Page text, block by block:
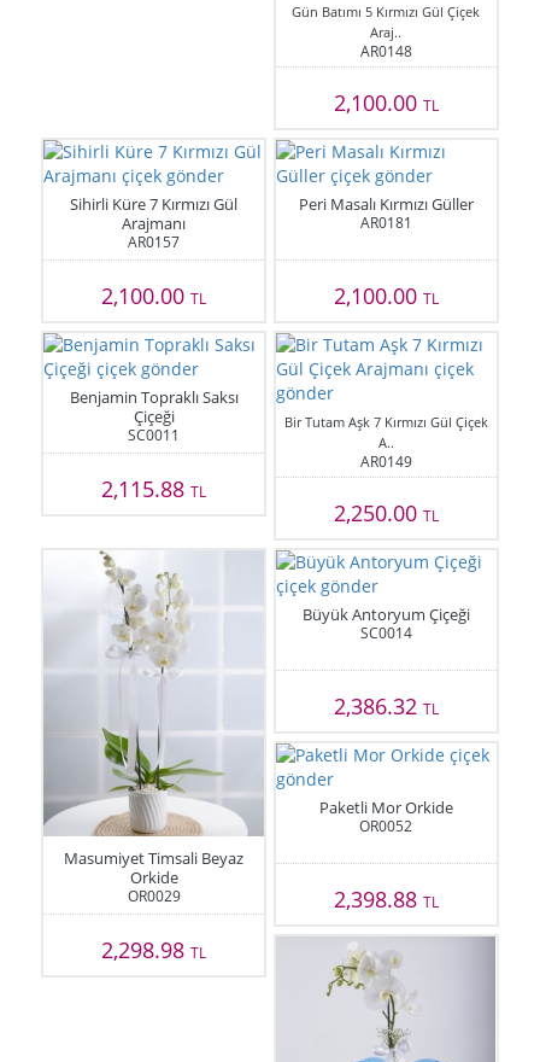
Gün Batımı 5 Kırmızı Gül Çiçek
Araj..
AR0148
2,100.00 TL
Sihirli Küre 7 Kırmızı Gül
Arajmanı
AR0157
2,100.00TL
Peri Masalı Kırmızı Güller
AR0181
2,100.00 TL
Benjamin Topraklı Saksı
Çiçeği
SC0011
2,115.88TL
Bir Tutam Aşk 7 Kırmızı Gül Çiçek
A..
AR0149
2,250.00 TL
Masumiyet Timsali Beyaz
Orkide
OR0029
2,298.98TL
Büyük Antoryum Çiçeği
SC0014
2,386.32 TL
Paketli Mor Orkide
OR0052
2,398.88 TL